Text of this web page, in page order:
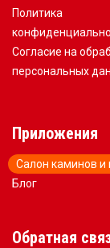
Политика
Согласие на
персональных
Приложения
Салон каминов и
Блог
Обратная